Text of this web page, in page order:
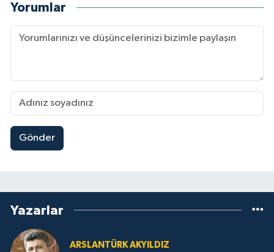
Yorumlar
Gönder
Yazarlar
ARSLANTÜRK AKYILDIZ